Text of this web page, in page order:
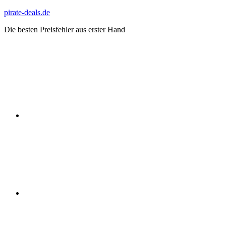
Zum
springen
pirate-deals.de
Die besten Preisfehler aus erster Hand